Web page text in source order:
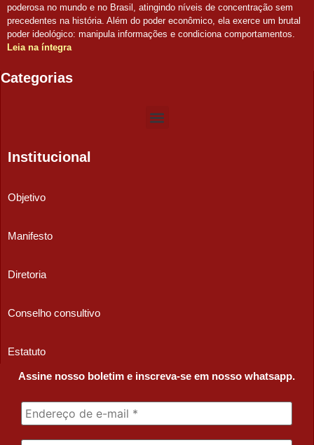
poderosa no mundo e no Brasil, atingindo níveis de concentração sem
precedentes na história. Além do poder econômico, ela exerce um brutal
poder ideológico: manipula informações e condiciona comportamentos.
Leia na íntegra
Categorias
Institucional
Objetivo
Manifesto
Diretoria
Conselho consultivo
Estatuto
Assine nosso boletim e inscreva-se em nosso whatsapp.